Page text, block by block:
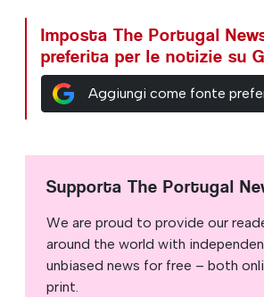
Imposta The Portugal
preferita per le notizie su
Aggiungi come fonte
Supporta The Portugal
We are proud to provide our
around the world with
unbiased news for free – both
print.